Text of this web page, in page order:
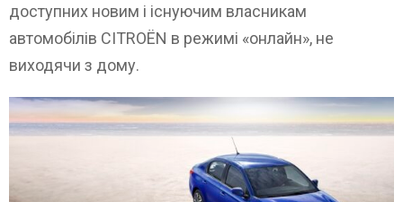
доступних новим і існуючим власникам
автомобілів CITROЁN в режимі «онлайн», не
виходячи з дому.